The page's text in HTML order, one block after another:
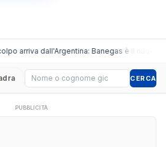
arriva dall'Argentina: Banegas è il nuovo
Cerca giocatore CERCA
PUBBLICITÀ